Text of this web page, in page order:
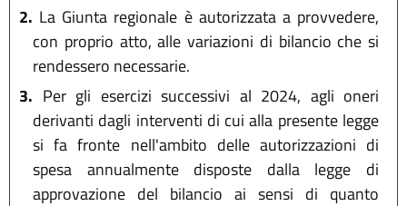
2. La Giunta regionale è autorizzata a provvedere,
con proprio atto, alle variazioni di bilancio che si
rendessero necessarie.
3. Per gli esercizi successivi al 2024, agli oneri
derivanti dagli interventi di cui alla presente legge
si fa fronte nell'ambito delle autorizzazioni di
spesa annualmente disposte dalla legge di
approvazione del bilancio ai sensi di quanto